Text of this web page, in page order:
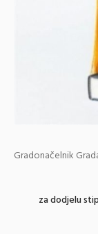
Gradonačelnik
za dodjelu